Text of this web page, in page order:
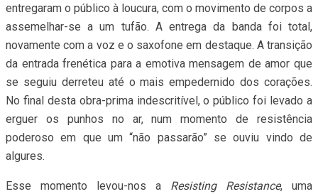
entregaram o público à loucura, com o movimento de corpos a
assemelhar-se a um tufão. A entrega da banda foi total,
novamente com a voz e o saxofone em destaque. A transição
da entrada frenética para a emotiva mensagem de amor que
se seguiu derreteu até o mais empedernido dos corações.
No final desta obra-prima indescritível, o público foi levado a
erguer os punhos no ar, num momento de resistência
poderoso em que um “não passarão” se ouviu vindo de
algures.
Esse momento levou-nos a Resisting Resistance, uma